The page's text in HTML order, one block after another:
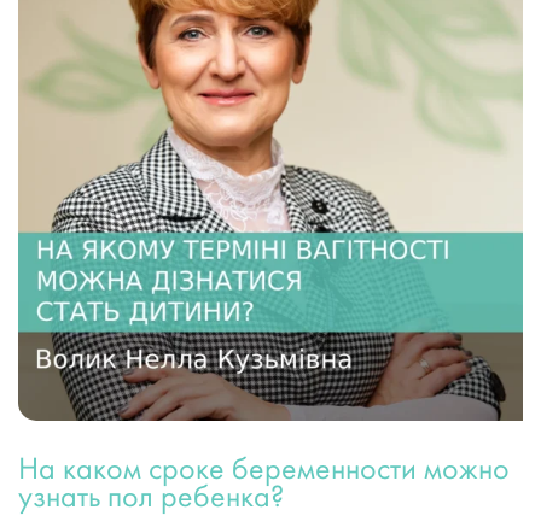
На каком сроке беременности можно
узнать пол ребенка?